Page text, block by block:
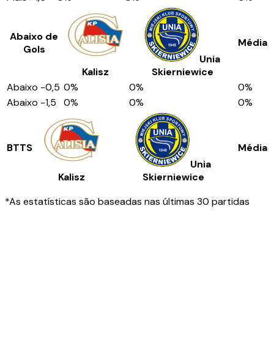
Abaixo de
Gols
Kalisz
Unia
Skierniewice
Média
Abaixo -0,5 0% 0% 0%
Abaixo -1,5 0% 0% 0%
BTTS
Kalisz
Unia
Skierniewice
Média
*As estatísticas são baseadas nas últimas 30 partidas